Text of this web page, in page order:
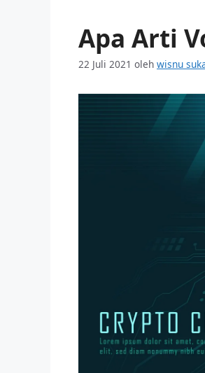
Apa Arti
22 Juli 2021 oleh wisnu